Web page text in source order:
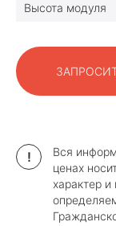
Высота модуля
!
Вся
ценах
характер